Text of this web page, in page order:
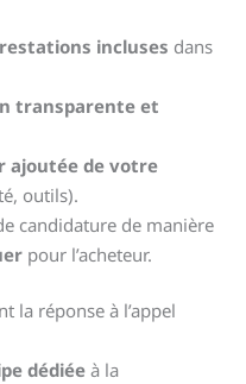
incluses dans
transparente et
ajoutée de votre
outils).
candidature de manière
pour l’acheteur.
la réponse à l’appel
dédiéeà la